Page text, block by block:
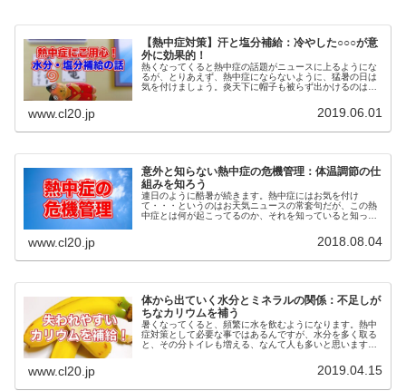
【熱中症対策】汗と塩分補給：冷やした○○○が意
外に効果的！
熱くなってくると熱中症の話題がニュースに上るようにな
るが、とりあえず、熱中症にならないように、猛暑の日は
気を付けましょう。炎天下に帽子も被らず出かけるのは危
www.cl20.jp 2019.06.01
意外と知らない熱中症の危機管理：体温調節の仕
組みを知ろう
連日のように酷暑が続きます。熱中症にはお気を付け
て・・・というのはお天気ニュースの常套句だが、この熱
中症とは何が起こってるのか、それを知っていると知って
www.cl20.jp 2018.08.04
体から出ていく水分とミネラルの関係：不足しが
ちなカリウムを補う
暑くなってくると、頻繁に水を飲むようになります。熱中
症対策として必要な事ではあるんですが、水分を多く取る
と、その分トイレも増える、なんて人も多いと思います。
www.cl20.jp 2019.04.15